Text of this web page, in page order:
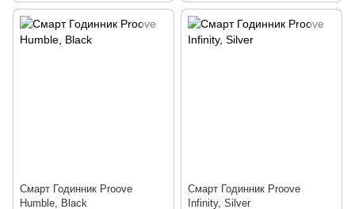
Смарт Годинник Proove
Humble, Black
Смарт Годинник Proove
Infinity, Silver